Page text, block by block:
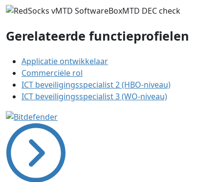
Gerelateerde functieprofielen
Applicatie ontwikkelaar
Commerciële rol
ICT beveiligingsspecialist 2 (HBO-niveau)
ICT beveiligingsspecialist 3 (WO-niveau)